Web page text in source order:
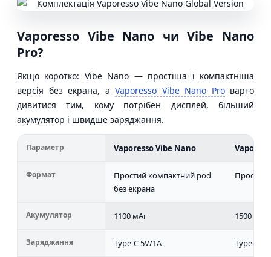
Vaporesso Vibe Nano чи Vibe Nano
Pro?
Якщо коротко: Vibe Nano — простіша і компактніша
версія без екрана, а Vaporesso Vibe Nano Proварто
дивитися тим, кому потрібен дисплей, більший
акумулятор і швидше заряджання.
Параметр Vaporesso Vibe Nano
Формат
Простий компактний pod
без екрана
Акумулятор 1100 мАг 1500 мАг
Заряджання Type-C 5V/1A Type-C